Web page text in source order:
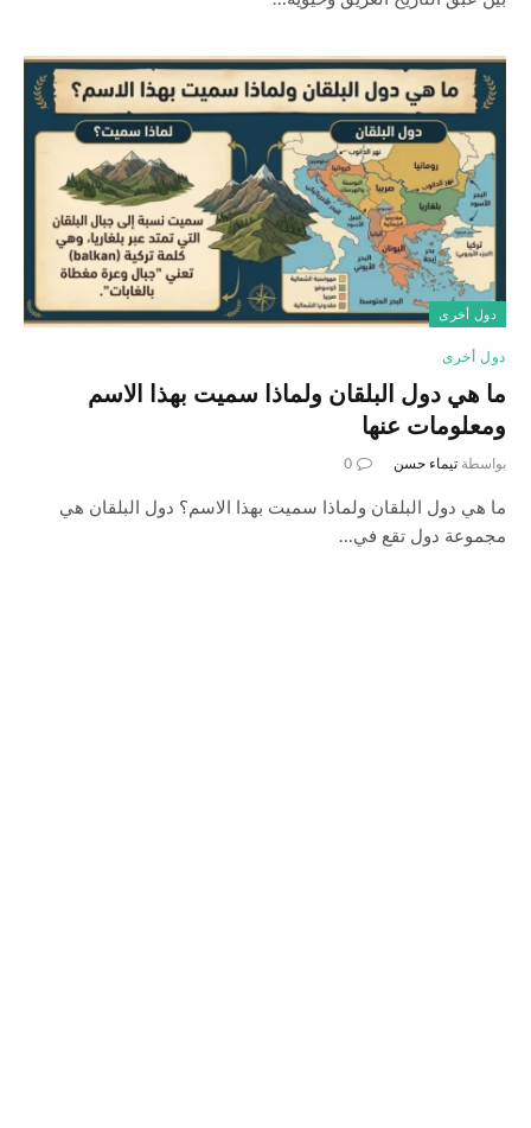
دول أخرى
دول أخرى
ما هي دول البلقان ولماذا سميت بهذا الاسم
ومعلومات عنها
بواسطة تيماء حسن 0
ما هي دول البلقان ولماذا سميت بهذا الاسم؟ دول البلقان هي
مجموعة دول تقع في…